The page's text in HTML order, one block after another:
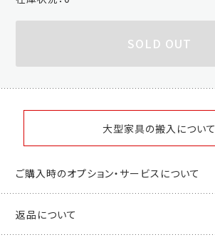
SOLD OUT
大型家具の搬入について
ご購入時のオプション・サービスについて
返品について